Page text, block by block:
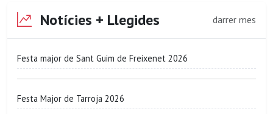
Notícies + Llegides darrer mes
Festa major de Sant Guim de Freixenet 2026
Festa Major de Tarroja 2026